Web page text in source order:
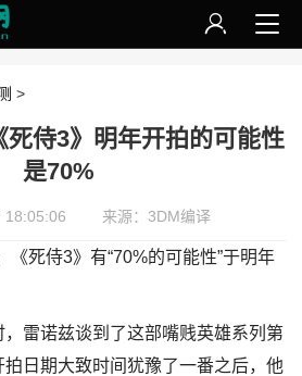
>
死侍3》明年开拍的可能性
是70%
18:05:06 来源：3DM编译
《死侍3》有“70%的可能性”于明年
雷诺兹谈到了这部嘴贱英雄系列第
日期大致时间犹豫了一番之后，他